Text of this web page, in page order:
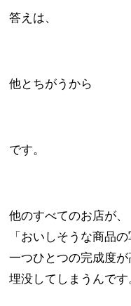
答えは、
他とちがうから
です。
他のすべてのお店が、
「おいしそうな商品
一つひとつの完成度
埋没してしまうんです